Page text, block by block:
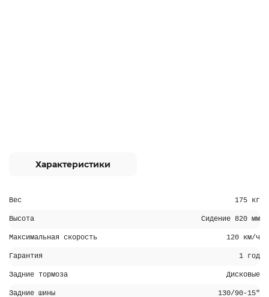
Характеристики
Вес 175 кг
Высота Сидение 820 мм
Максимальная скорость 120 км/ч
Гарантия 1 год
Задние тормоза Дисковые
Задние шины 130/90-15"